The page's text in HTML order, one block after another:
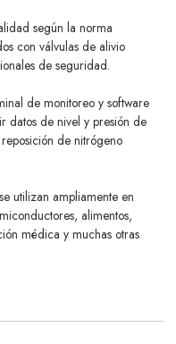
según la norma
con válvulas de alivio
de seguridad.
de monitoreo y software
datos de nivel y presión de
de nitrógeno
utilizan ampliamente en
alimentos,
médica y muchas otras